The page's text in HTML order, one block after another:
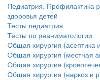
Педиатрия. Профилактика
здоровья детей
Тесты педиатрия
Тесты по реаниматологии
Общая хирургия (асептика
Общая хирургия (местная
Общая хирургия
Общая хирургия (наркоз и